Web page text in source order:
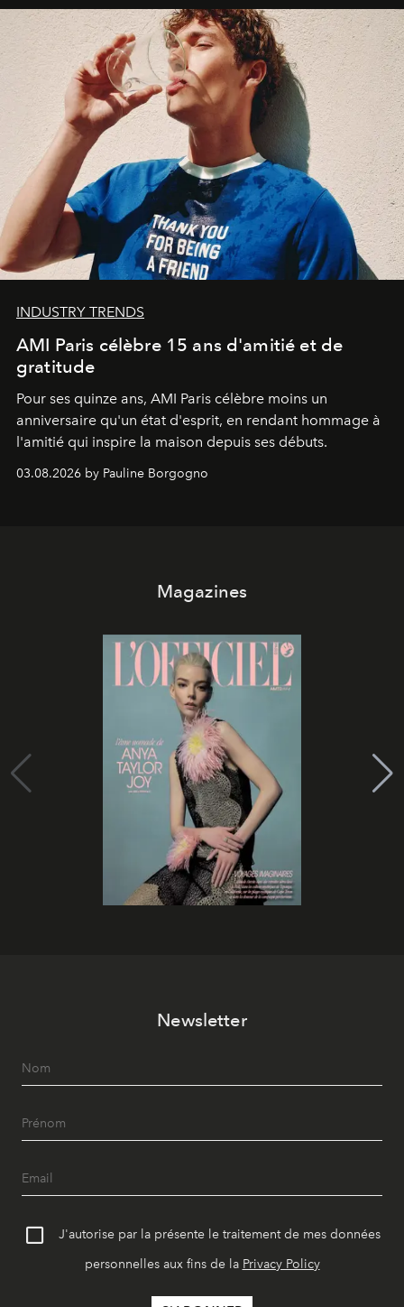
INDUSTRY TRENDS
AMI Paris célèbre 15 ans d'amitié et de
gratitude
Pour ses quinze ans, AMI Paris célèbre moins un
anniversaire qu'un état d'esprit, en rendant hommage à
l'amitié qui inspire la maison depuis ses débuts.
03.08.2026 by Pauline Borgogno
Magazines
Newsletter
J'autorise par la présente le traitement de mes données
personnelles aux fins de la Privacy Policy